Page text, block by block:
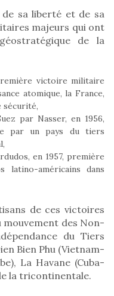
sa liberté et de sa
majeurs qui ont
de la
victoire militaire
atomique, la France,
sécurité,
par Nasser, en 1956,
par un pays du tiers
en 1957, première
latino-américains dans
de ces victoires
mouvement des Non-
du Tiers
Bien Phu (Vietnam-
La Havane (Cuba-
la tricontinentale.